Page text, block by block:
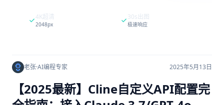
4K超清
2048px
30s出图
极速响应
老张·AI编程专家 2025年5月13日
【2025最新】Cline自定义API配置完